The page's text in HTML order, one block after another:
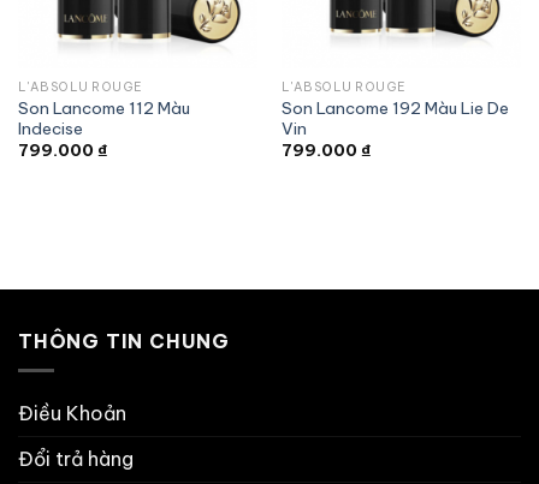
L'ABSOLU ROUGE
Son Lancome 112 Màu
Indecise
799.000 ₫
L'ABSOLU ROUGE
Son Lancome 192 Màu Lie De
Vin
799.000 ₫
THÔNG TIN CHUNG
Điều Khoản
Đổi trả hàng